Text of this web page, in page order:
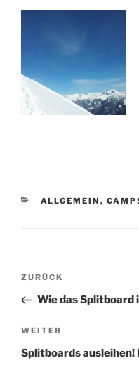
KATEGORIEN
ALLGEMEIN ,
Beitragsnavigation
Vorheriger
Beitrag
ZURÜCK
Wie das Splitboard
Nächster
Beitrag
WEITER
Splitboards ausleihen!